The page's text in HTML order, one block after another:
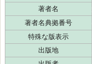
著者名
著者名典拠番号
特殊な版表示
出版地